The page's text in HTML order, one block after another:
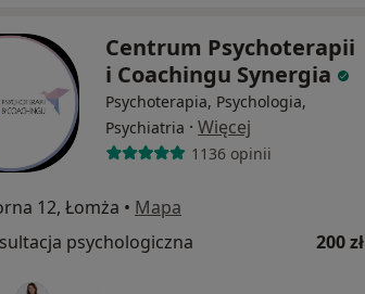
Centrum Psychoterapii
i Coachingu Synergia
Psychoterapia, Psychologia,
Psychiatria · Więcej
1136 opinii
12, Łomża • Mapa
psychologiczna
200 zł